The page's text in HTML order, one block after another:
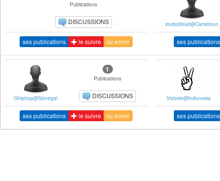
Publications
DISCUSSIONS
ses publications le suivre lui ecrire
study2lead@Cameroun
ses publications
Ghiphop@Senegal
1
Publications
DISCUSSIONS
ses publications le suivre lui ecrire
Victoire@Indonesia
ses publications